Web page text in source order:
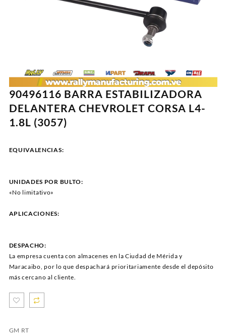
90496116 BARRA ESTABILIZADORA
DELANTERA CHEVROLET CORSA L4-
1.8L (3057)
EQUIVALENCIAS:
UNIDADES POR BULTO:
«No limitativo»
APLICACIONES:
DESPACHO:
La empresa cuenta con almacenes en la Ciudad de Mérida y
Maracaibo, por lo que despachará prioritariamente desde el depósito
más cercano al cliente.
GM RT